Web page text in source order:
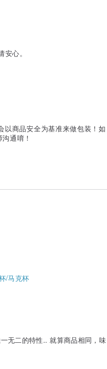
心。
以商品安全为基准来做包装！如
通唷！
/马克杯
无二的特性.. 就算商品相同，味